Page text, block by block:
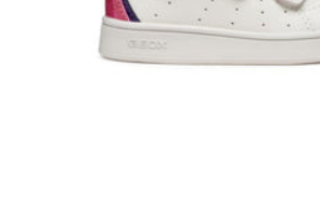
Bambino